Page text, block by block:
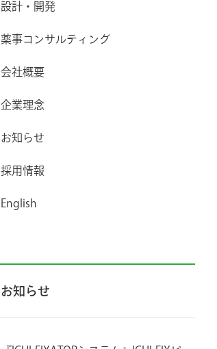
設計・開発
薬事コンサルティング
会社概要
企業理念
お知らせ
採用情報
English
お知らせ